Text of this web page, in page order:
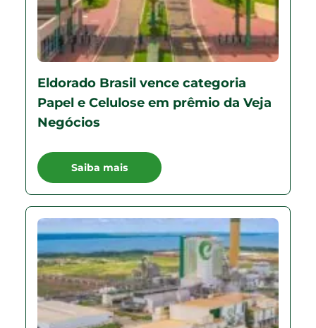
Eldorado Brasil vence categoria
Papel e Celulose em prêmio da Veja
Negócios
Saiba mais